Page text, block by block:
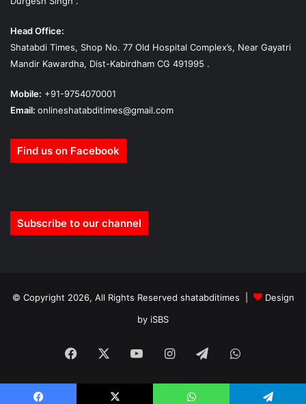
Head Office:
Shatabdi Times, Shop No. 77 Old Hospital Complex’s, Near Gayatri
Mandir Kawardha, Dist-Kabirdham CG 491995 .
Mobile: +91-9754070001
Email: onlineshatabditimes@gmail.com
Find us on Facebook
Subscribe to our channel
© Copyright 2026, All Rights Reserved shatabditimes |
Design
by iSBS
Facebook YouTubeInstagramTelegramWhatsApp